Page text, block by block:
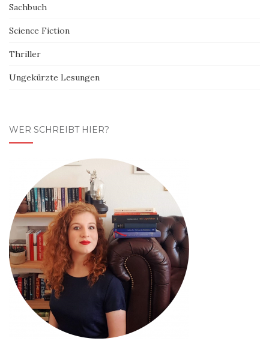
Sachbuch
Science Fiction
Thriller
Ungekürzte Lesungen
WER SCHREIBT HIER?